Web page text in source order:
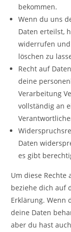
bekommen.
Wenn du uns
Daten erteilst,
widerrufen
löschen zu
Recht auf
deine
Verarbeitung
vollständig an
Daten
es gibt
Um diese
beziehe dich auf
Erklärung. Wenn
deine Daten
aber du hast